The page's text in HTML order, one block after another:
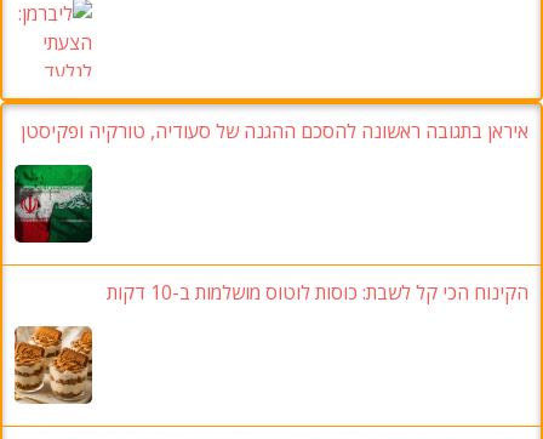
איראן בתגובה ראשונה להסכם ההגנה של סעודיה, טורקיה ופקיסטן
הקינוח הכי קל לשבת: כוסות לוטוס מושלמות ב-10 דקות